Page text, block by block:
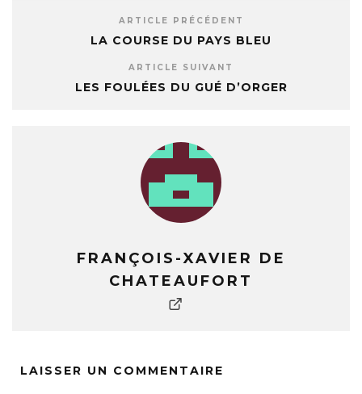
ARTICLE PRÉCÉDENT
LA COURSE DU PAYS BLEU
ARTICLE SUIVANT
LES FOULÉES DU GUÉ D’ORGER
FRANÇOIS-XAVIER DE
CHATEAUFORT
LAISSER UN COMMENTAIRE